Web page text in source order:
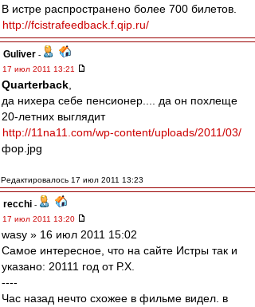
В истре распространено более 700 билетов.
http://fcistrafeedback.f.qip.ru/
Guliver -
17 июл 2011 13:21
Quarterback
да нихера себе пенсионер.... да он похлеще
20-летних выглядит
http://11na11.com/wp-content/uploads/2011/03/
фор.jpg
Редактировалось 17 июл 2011 13:23
recchi -
17 июл 2011 13:20
wasy » 16 июл 2011 15:02
Самое интересное, что на сайте Истры так и
указано: 20111 год от Р.Х.
----
Час назад нечто схожее в фильме видел. в